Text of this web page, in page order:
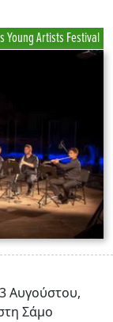
Young Artists Festival
Αυγούστου,
Σάμο